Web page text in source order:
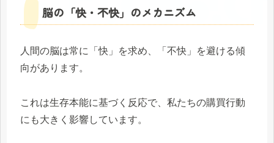
脳の「快・不快」のメカニズム
人間の脳は常に「快」を求め、「不快」を避ける傾
向があります。
これは生存本能に基づく反応で、私たちの購買行動
にも大きく影響しています。